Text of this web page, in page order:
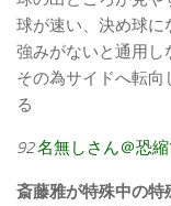
球が速い、決め球に
強みがないと通用し
その為サイドへ転
る
92名無しさん＠恐
斎藤雅が特殊中の特